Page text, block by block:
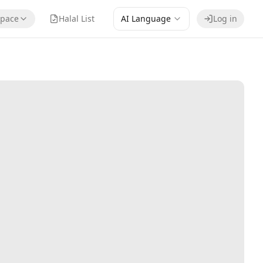
Halal List AI Language Log in